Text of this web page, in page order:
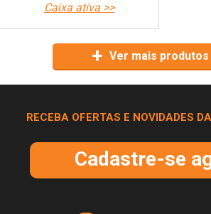
caixa ativa >>
Ver mais produtos
RECEBA OFERTAS E NOVIDADES
Cadastre-se